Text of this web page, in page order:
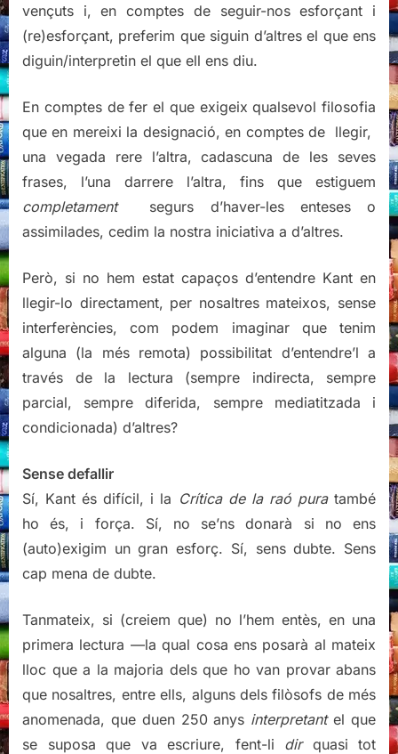
vençuts i, en comptes de seguir-nos esforçant i
(re)esforçant, preferim que siguin d’altres el que ens
diguin/interpretin el que ell ens diu.
En comptes de fer el que exigeix qualsevol filosofia
que en mereixi la designació, en comptes de llegir,
una vegada rere l’altra, cadascuna de les seves
frases, l’una darrere l’altra, fins que estiguem
completament
segurs d’haver-les enteses o
assimilades, cedim la nostra iniciativa a d’altres.
Però, si no hem estat capaços d’entendre Kant en
llegir-lo directament, per nosaltres mateixos, sense
interferències, com podem imaginar que tenim
alguna (la més remota) possibilitat d’entendre’l a
través de la lectura (sempre indirecta, sempre
parcial, sempre diferida, sempre mediatitzada i
condicionada) d’altres?
Sense defallir
Sí, Kant és difícil, i la Crítica de la raó puratambé
ho és, i força. Sí, no se’ns donarà si no ens
(auto)exigim un gran esforç. Sí, sens dubte. Sens
cap mena de dubte.
Tanmateix, si (creiem que) no l’hem entès, en una
primera lectura —la qual cosa ens posarà al mateix
lloc que a la majoria dels que ho van provar abans
que nosaltres, entre ells, alguns dels filòsofs de més
anomenada, que duen 250 anys interpretantel que
se suposa que va escriure, fent-li dirquasi tot